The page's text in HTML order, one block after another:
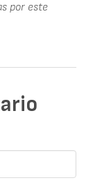
por este